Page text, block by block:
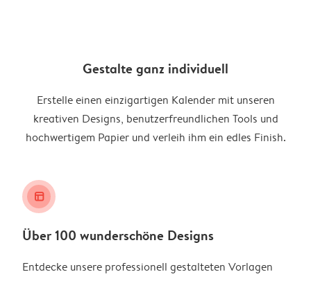
Gestalte ganz individuell
Erstelle einen einzigartigen Kalender mit unseren
kreativen Designs, benutzerfreundlichen Tools und
hochwertigem Papier und verleih ihm ein edles Finish.
layout_alt
Über 100 wunderschöne Designs
Entdecke unsere professionell gestalteten Vorlagen